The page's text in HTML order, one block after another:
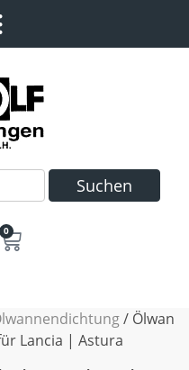
Suchen
0
/ Ölwan
Lancia | Astura